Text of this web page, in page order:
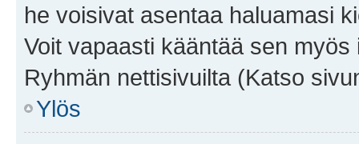
he voisivat asentaa haluamasi
Voit vapaasti kääntää sen
Ryhmän nettisivuilta (Katso
Ylös